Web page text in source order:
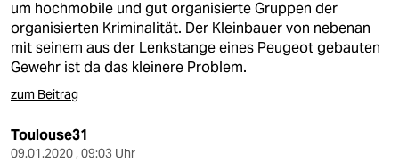
um hochmobile und gut organisierte Gruppen der
organisierten Kriminalität. Der Kleinbauer von nebenan
mit seinem aus der Lenkstange eines Peugeot gebauten
Gewehr ist da das kleinere Problem.
zum Beitrag
Toulouse31
09.01.2020 , 09:03 Uhr